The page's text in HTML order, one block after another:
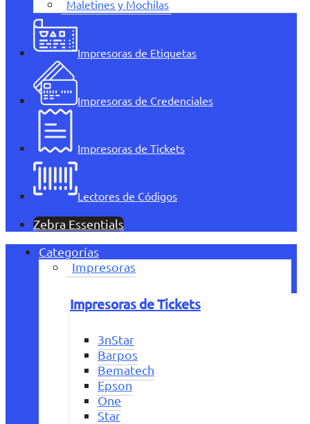
Maletines y Mochilas
Impresoras de Etiquetas
Impresoras de Credenciales
Impresoras de Tickets
Lectores de Códigos
Zebra Essentials
Categorías
Impresoras
Impresoras de Tickets
3nStar
Barpos
Bematech
Epson
One
Star